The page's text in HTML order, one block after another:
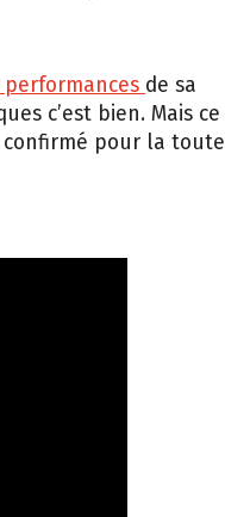
de sa
c’est bien. Mais ce
confirmé pour la toute